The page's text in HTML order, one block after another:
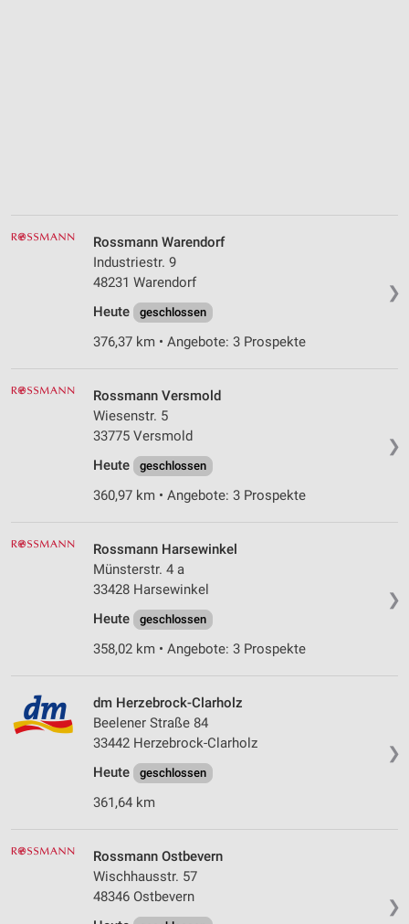
❯
Rossmann Warendorf
Industriestr. 9
48231 Warendorf
Heute
geschlossen
376,37 km • Angebote: 3 Prospekte
❯
Rossmann Versmold
Wiesenstr. 5
33775 Versmold
Heute
geschlossen
360,97 km • Angebote: 3 Prospekte
❯
Rossmann Harsewinkel
Münsterstr. 4 a
33428 Harsewinkel
Heute
geschlossen
358,02 km • Angebote: 3 Prospekte
❯
dm Herzebrock-Clarholz
Beelener Straße 84
33442 Herzebrock-Clarholz
Heute
geschlossen
361,64 km
❯
Rossmann Ostbevern
Wischhausstr. 57
48346 Ostbevern